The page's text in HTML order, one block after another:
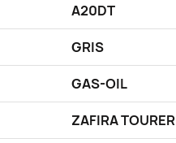
A20DT
GRIS
GAS-OIL
ZAFIRA TOURER